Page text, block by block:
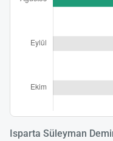
Isparta Süleyman